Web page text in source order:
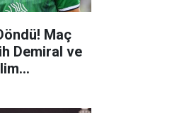
Maç
Demiral ve